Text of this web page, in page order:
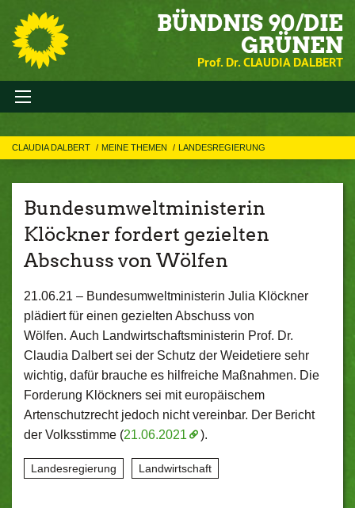
BÜNDNIS 90/DIE
GRÜNEN
Prof. Dr. CLAUDIA DALBERT
CLAUDIA DALBERT MEINE THEMEN LANDESREGIERUNG
Bundesumweltministerin
Klöckner fordert gezielten
Abschuss von Wölfen
21.06.21 – Bundesumweltministerin Julia Klöckner
plädiert für einen gezielten Abschuss von
Wölfen. Auch Landwirtschaftsministerin Prof. Dr.
Claudia Dalbert sei der Schutz der Weidetiere sehr
wichtig, dafür brauche es hilfreiche Maßnahmen. Die
Forderung Klöckners sei mit europäischem
Artenschutzrecht jedoch nicht vereinbar. Der Bericht
der Volksstimme (21.06.2021 ).
Landesregierung Landwirtschaft